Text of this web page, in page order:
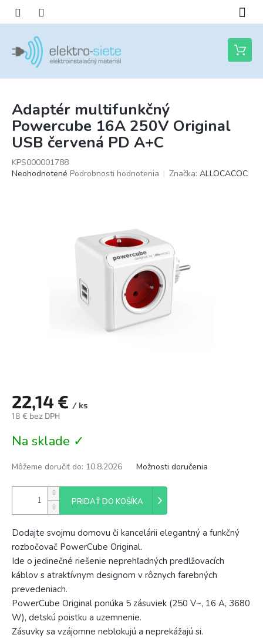
obsah
Nákupný
košík
Adaptér multifunkčný
Powercube 16A 250V Original
USB červená PD A+C
KPS000001788
Priemerné
Neohodnotené Podrobnosti hodnotenia Značka: ALLOCACOC
22,14 € / ks
18 € bez DPH
cena:
Na sklade ✓
Môžeme doručiť do: 10.8.2026 Možnosti doručenia
PRIDAŤ DO KOŠÍKA
Dodajte svojmu domovu či kancelárii elegantný a funkčný
rozbočovač PowerCube Original.
Ide o jedinečné riešenie neprehľadných predlžovacích
káblov s atraktívnym designom v rôznych farebných
prevedeniach.
PowerCube Original ponúka 5 zásuviek (250 V~, 16 A, 3680
W), detskú poistku a uzemnenie.
Zásuvky sa vzájomne neblokujú a neprekážajú si.